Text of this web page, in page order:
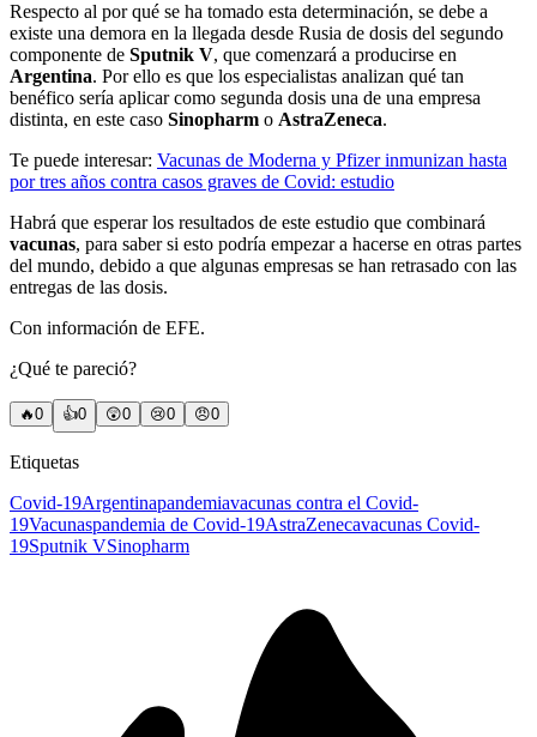
Respecto al por qué se ha tomado esta determinación, se debe a
existe una demora en la llegada desde Rusia de dosis del segundo
componente de Sputnik V, que comenzará a producirse en
Argentina. Por ello es que los especialistas analizan qué tan
benéfico sería aplicar como segunda dosis una de una empresa
distinta, en este caso Sinopharm o AstraZeneca.
Te puede interesar: Vacunas de Moderna y Pfizer inmunizan hasta
por tres años contra casos graves de Covid: estudio
Habrá que esperar los resultados de este estudio que combinará
vacunas, para saber si esto podría empezar a hacerse en otras partes
del mundo, debido a que algunas empresas se han retrasado con las
entregas de las dosis.
Con información de EFE.
¿Qué te pareció?
🔥0 👍0 😲0 😢0 😠0
Etiquetas
Covid-19Argentinapandemiavacunas contra el Covid-
19Vacunaspandemia de Covid-19AstraZenecavacunas Covid-
19Sputnik VSinopharm